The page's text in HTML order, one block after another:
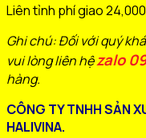
Liên tỉnh phí giao
Ghi chú: Đối với quý
vui lòng liên hệzalo
hàng.
CÔNG TY TNHH SẢN
HALIVINA.